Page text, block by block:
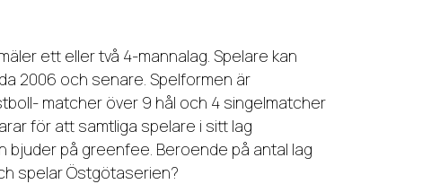
ett eller två 4-mannalag. Spelare kan
2006 och senare. Spelformen är
matcher över 9 hål och 4 singelmatcher
för att samtliga spelare i sitt lag
bjuder på greenfee. Beroende på antal lag
spelar Östgötaserien?